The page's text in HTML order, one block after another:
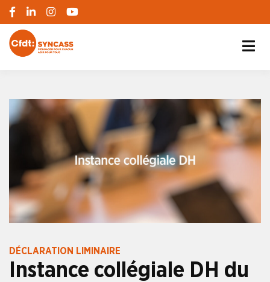
DÉCLARATION LIMINAIRE
Instance collégiale DH du